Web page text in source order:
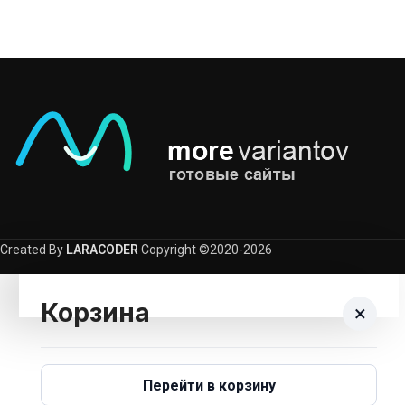
Created By LARACODER Copyright ©2020-2026
Корзина ×
Вернуться В Каталог
Перейти в корзину